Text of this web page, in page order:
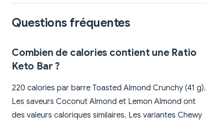
Questions fréquentes
Combien de calories contient une Ratio
Keto Bar ?
220 calories par barre Toasted Almond Crunchy (41 g).
Les saveurs Coconut Almond et Lemon Almond ont
des valeurs caloriques similaires. Les variantes Chewy